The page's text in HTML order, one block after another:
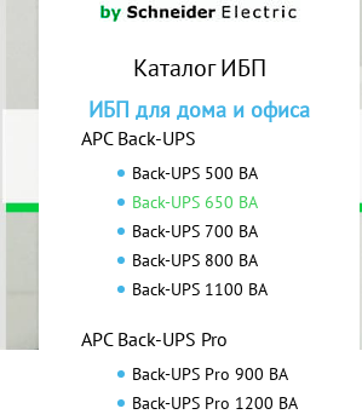
Каталог ИБП
ИБП для дома и офиса
APC Back-UPS
Back-UPS 500 ВА
Back-UPS 650 ВА
Back-UPS 700 ВА
Back-UPS 800 ВА
Back-UPS 1100 ВА
APC Back-UPS Pro
Back-UPS Pro 900 ВА
Back-UPS Pro 1200 ВА